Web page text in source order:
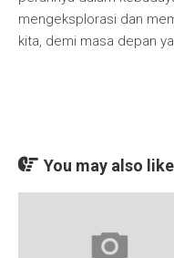
mengeksplorasi dan
kita, demi masa depan
You may also